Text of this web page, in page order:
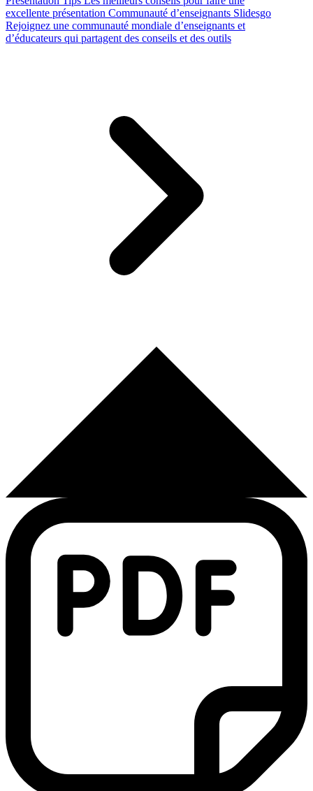
excellente présentation Communauté d’enseignants Slidesgo
Rejoignez une communauté mondiale d’enseignants et
d’éducateurs qui partagent des conseils et des outils